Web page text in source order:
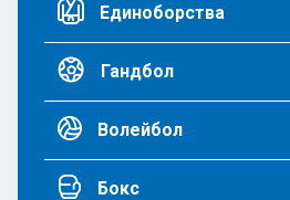
Единоборства
Гандбол
Волейбол
Бокс